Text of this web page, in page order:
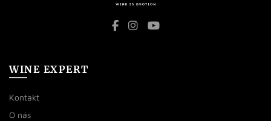
WINE EXPERT
Kontakt
O nás